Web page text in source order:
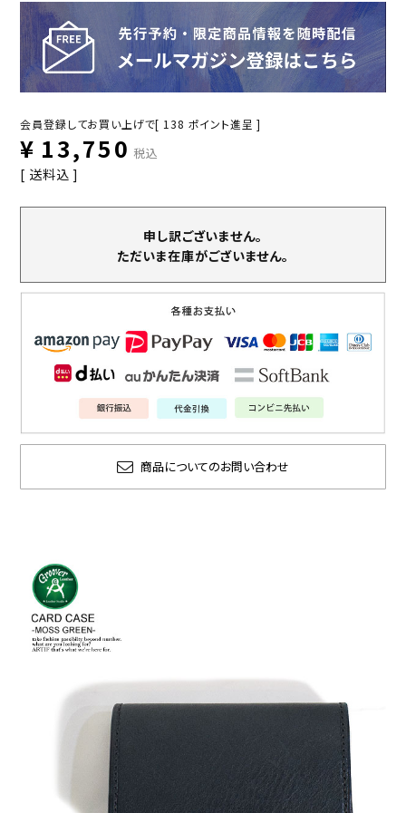
会員登録してお買い上げで[ 138 ポイント進呈 ]
¥ 13,750 税込
送料込
申し訳ございません。
ただいま在庫がございません。
商品についてのお問い合わせ